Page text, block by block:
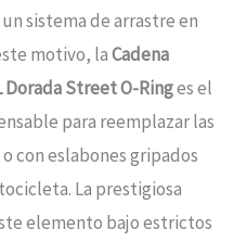
sistema de arrastre en
motivo, laCadena
Dorada Street O-Ringes el
para reemplazar las
con eslabones gripados
La prestigiosa
elemento bajo estrictos